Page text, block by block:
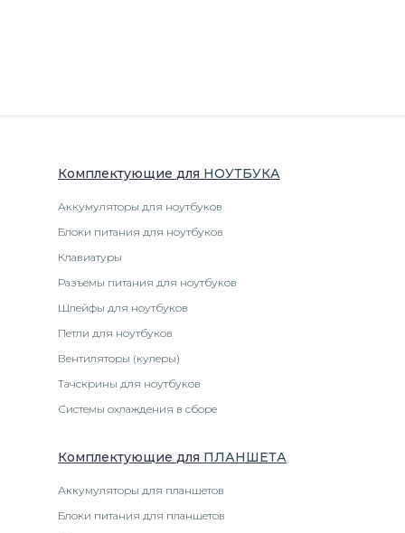
Комплектующие для НОУТБУКА
Аккумуляторы для ноутбуков
Блоки питания для ноутбуков
Клавиатуры
Разъемы питания для ноутбуков
Шлейфы для ноутбуков
Петли для ноутбуков
Вентиляторы (кулеры)
Тачскрины для ноутбуков
Системы охлаждения в сборе
Комплектующие для ПЛАНШЕТА
Аккумуляторы для планшетов
Блоки питания для планшетов